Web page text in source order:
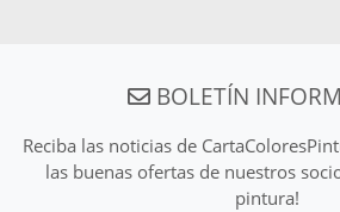
BOLETÍN
Reciba las noticias de
las buenas ofertas de nuestros
pintura!